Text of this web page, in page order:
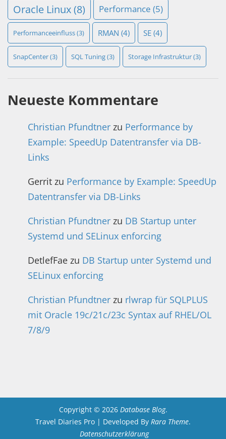
Oracle Linux(8) Performance (5)
Performanceeinfluss(3) RMAN (4) SE (4)
SnapCenter(3) SQL Tuning(3) Storage Infrastruktur(3)
Neueste Kommentare
Christian Pfundtner zu Performance by
Example: SpeedUp Datentransfer via DB-
Links
Gerrit zu Performance by Example: SpeedUp
Datentransfer via DB-Links
Christian Pfundtner zu DB Startup unter
Systemd und SELinux enforcing
DetlefFae zu DB Startup unter Systemd und
SELinux enforcing
Christian Pfundtner zu rlwrap für SQLPLUS
mit Oracle 19c/21c/23c Syntax auf RHEL/OL
7/8/9
Copyright © 2026 Database Blog.
Travel Diaries Pro | Developed By Rara Theme.
Datenschutzerklärung